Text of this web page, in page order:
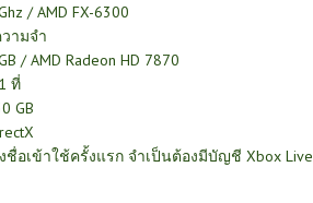
/ AMD FX-6300
ามจำ
/ AMD Radeon HD 7870
ที่
GB
ชื่อเข้าใช้ครั้งแรก จำเป็นต้องมีบัญชี Xbox Live